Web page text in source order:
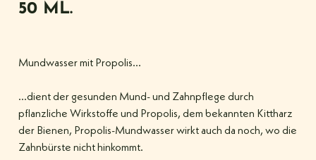
50 ML.
Mundwasser mit Propolis…
…dient der gesunden Mund- und Zahnpflege durch
pflanzliche Wirkstoffe und Propolis, dem bekannten Kittharz
der Bienen, Propolis-Mundwasser wirkt auch da noch, wo die
Zahnbürste nicht hinkommt.